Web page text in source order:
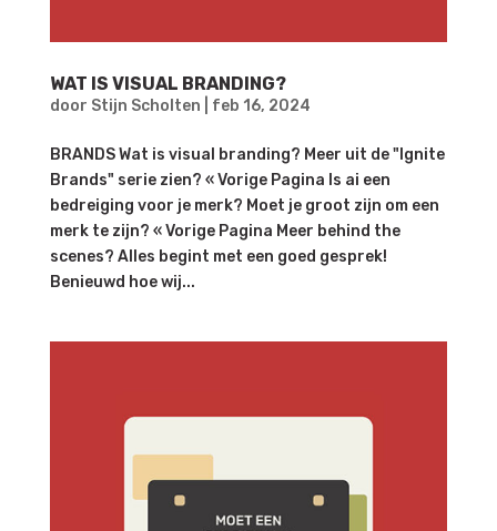
WAT IS VISUAL BRANDING?
door Stijn Scholten feb 16, 2024
BRANDS Wat is visual branding? Meer uit de "Ignite
Brands" serie zien? « Vorige Pagina Is ai een
bedreiging voor je merk? Moet je groot zijn om een
merk te zijn? « Vorige Pagina Meer behind the
scenes? Alles begint met een goed gesprek!
Benieuwd hoe wij...